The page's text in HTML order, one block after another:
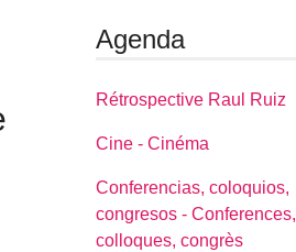
Agenda
Rétrospective Raul Ruiz
Cine - Cinéma
Conferencias, coloquios,
congresos - Conferences,
colloques, congrès